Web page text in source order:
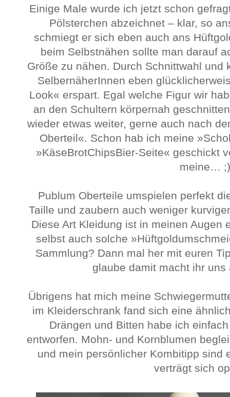
Einige Male wurde ich jetzt schon
Pölsterchen abzeichnet – klar, so
schmiegt er sich eben auch ans
beim Selbstnähen sollte man darauf
Größe zu nähen. Durch Schnittwahl und
SelbernäherInnen eben
Look« erspart. Egal welche Figur wir
an den Schultern körpernah
wieder etwas weiter, gerne auch nach
Oberteil«. Schon hab ich meine
»KäseBrotChipsBier-Seite« geschickt
meine…
Publum Oberteile umspielen perfekt
Taille und zaubern auch weniger
Diese Art Kleidung ist in meinen Augen
selbst auch solche
Sammlung? Dann mal her mit euren
glaube damit macht ihr
Übrigens hat mich meine
im Kleiderschrank fand sich eine
Drängen und Bitten habe ich
entworfen. Mohn- und Kornblumen
und mein persönlicher Kombitipp sind
verträgt sich